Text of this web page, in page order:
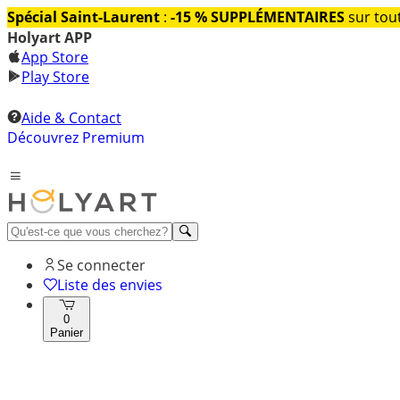
Spécial Saint-Laurent : -15 % SUPPLÉMENTAIRESsur
Holyart APP
App Store
Play Store
Aide & Contact
Découvrez Premium
Se connecter
Liste des envies
0
Panier